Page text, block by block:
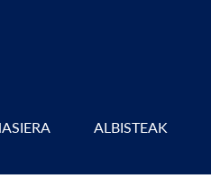
ALBISTEAK